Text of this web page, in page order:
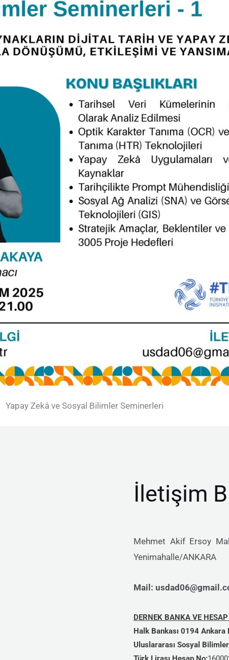
Yapay Zekâ ve Sosyal Bilimler Seminerleri
İletişim
Mehmet Akif Ersoy
Yenimahalle/ANKARA
Mail:
DERNEK BANKA VE
Halk Bankası 0194 Ankara
Uluslararası Sosyal